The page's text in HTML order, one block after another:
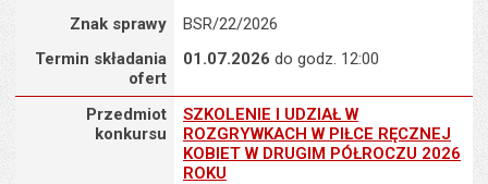
Znak sprawy
BSR/22/2026
Termin składania
ofert
01.07.2026 do godz. 12:00
Przedmiot konkursu : SZKOLENIE I UDZIAŁ W ROZGRYWKACH
Przedmiot
konkursu
SZKOLENIE I UDZIAŁ W
ROZGRYWKACH W PIŁCE RĘCZNEJ
KOBIET W DRUGIM PÓŁROCZU 2026
ROKU